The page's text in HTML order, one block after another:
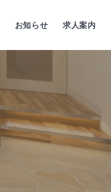
お知らせ 求人案内
アルバイト・パート
歯科助手/正社員